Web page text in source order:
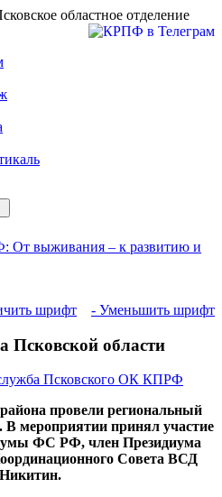
областное отделение
шрифт - Уменьшить шрифт
Псковской области
Псковского ОК КПРФ
провели региональный
В мероприятии принял участие
думы ФС РФ, член Президиума
Совета ВСД